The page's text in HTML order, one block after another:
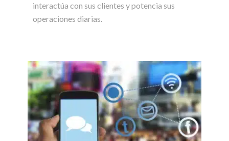
interactúa con sus clientes y potencia sus
operaciones diarias.